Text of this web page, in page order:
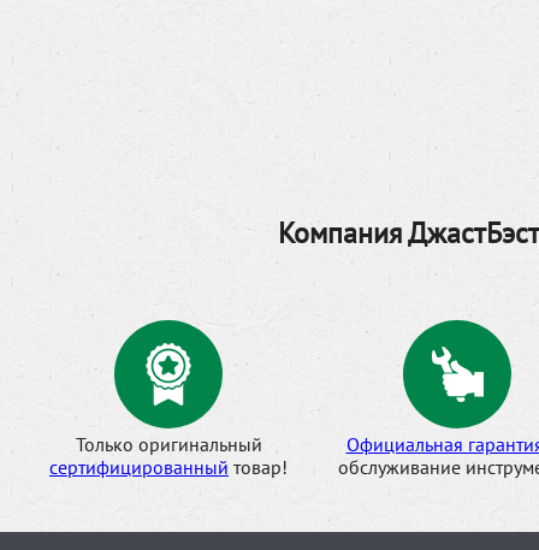
Компания
Только оригинальный
сертифицированный товар!
Официальная
обслуживание